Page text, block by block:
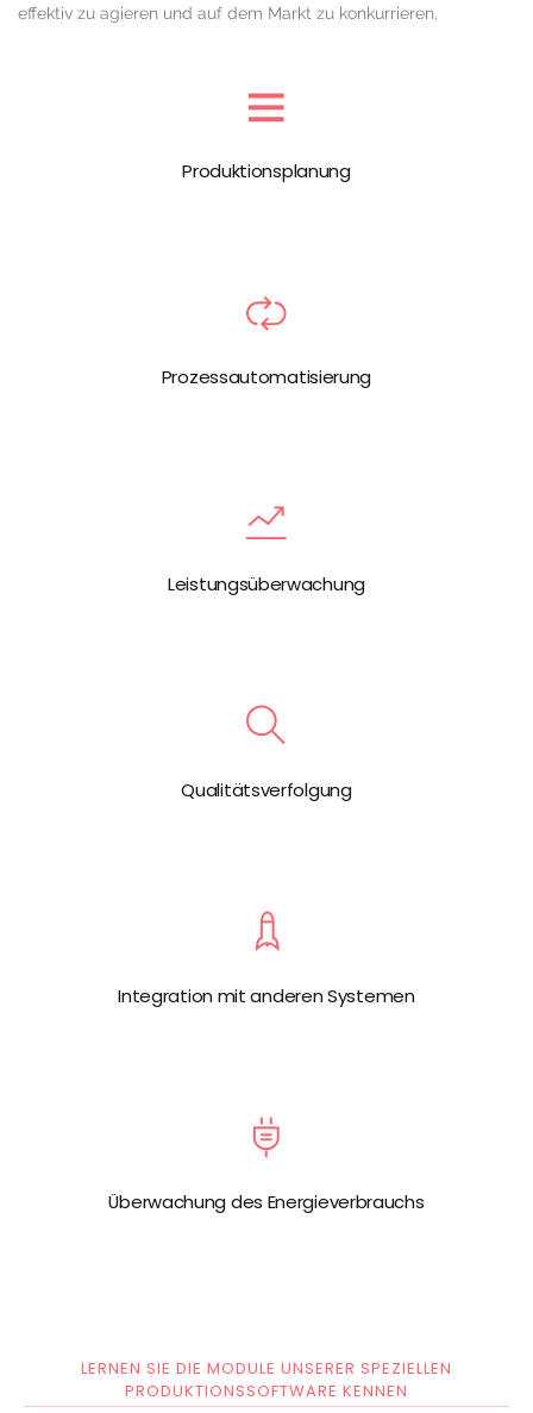
effektiv zu agieren und auf dem Markt zu konkurrieren.
Produktionsplanung
Prozessautomatisierung
Leistungsüberwachung
Qualitätsverfolgung
Integration mit anderen Systemen
Überwachung des Energieverbrauchs
LERNEN SIE DIE MODULE UNSERER SPEZIELLEN
PRODUKTIONSSOFTWARE KENNEN